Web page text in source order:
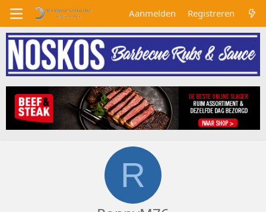
Aanmelden Registreren
R